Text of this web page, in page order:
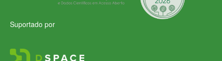
Suportado por